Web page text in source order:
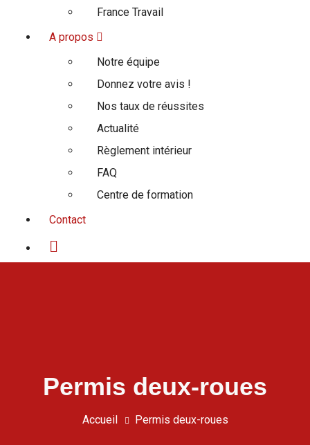
France Travail
A propos
Notre équipe
Donnez votre avis !
Nos taux de réussites
Actualité
Règlement intérieur
FAQ
Centre de formation
Contact
Permis deux-roues
Accueil Permis deux-roues